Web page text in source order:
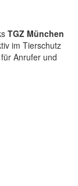
TGZ München
im Tierschutz
Anrufer und